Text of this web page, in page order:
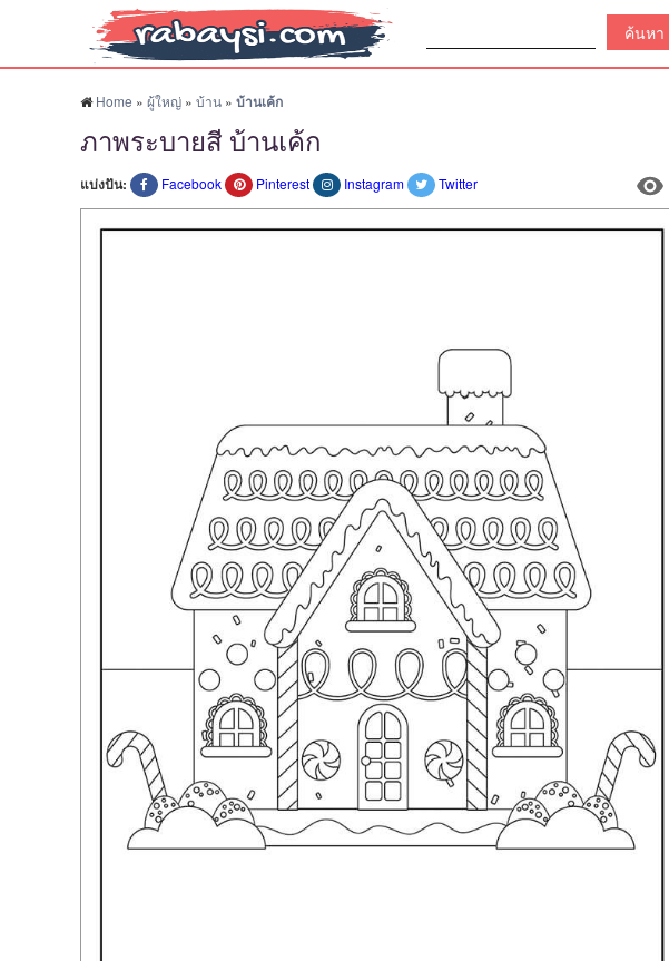
Home » ผู้ใหญ่ » บ้าน » บ้านเค้ก
ภาพระบายสี บ้านเค้ก
แบ่งปัน: Facebook Pinterest Instagram Twitter